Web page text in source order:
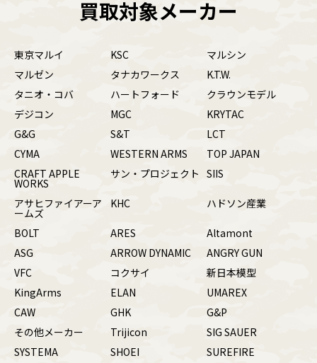
買取対象メーカー
東京マルイ KSC
マルシン
マルゼン
タナカワークス
K.T.W.
タニオ・コバ
ハートフォード
クラウンモデル
デジコン
MGC
KRYTAC
G&G
S&T
LCT
CYMA
WESTERN ARMS
TOP JAPAN
CRAFT APPLE
WORKS
サン・プロジェクト SIIS
アサヒファイアーア
ームズ
KHC ハドソン産業
BOLT ARES
Altamont
ASG
ARROW DYNAMIC
ANGRY GUN
VFC
コクサイ
新日本模型
KingArms
ELAN
UMAREX
CAW
GHK
G&P
その他メーカー
Trijicon
SIG SAUER
SYSTEMA
SHOEI
SUREFIRE